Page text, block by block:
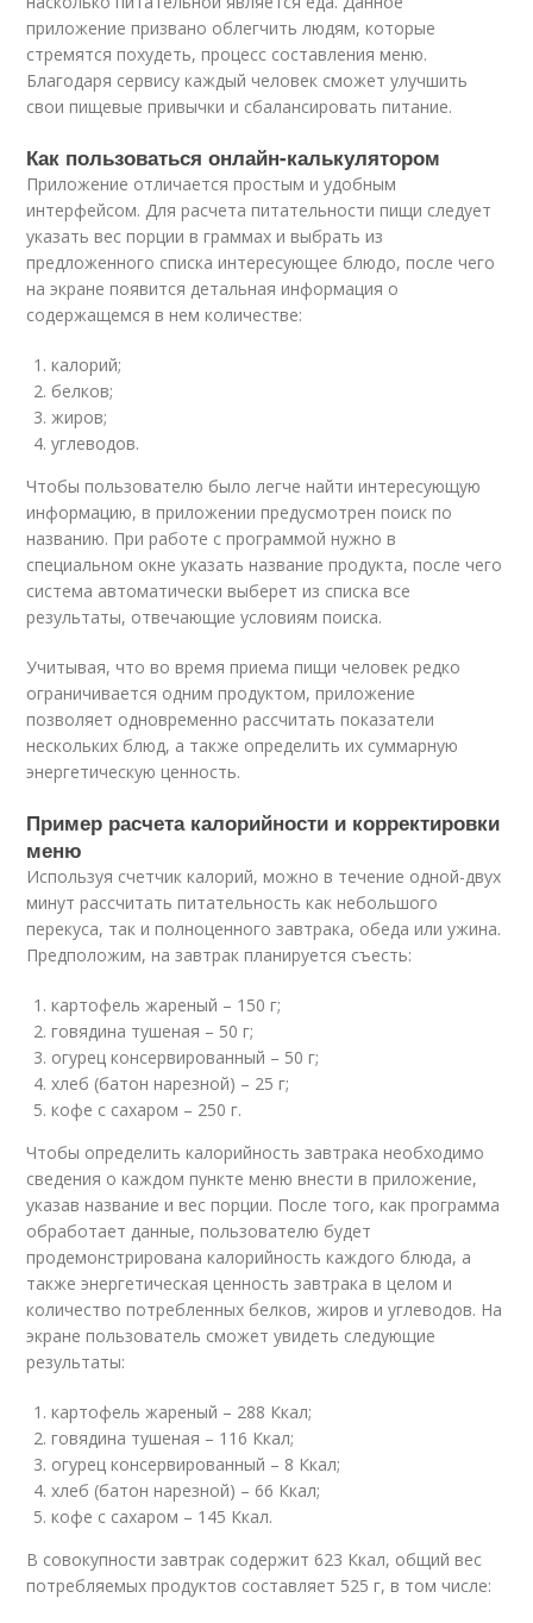
приложение призвано облегчить людям, которые
стремятся похудеть, процесс составления меню.
Благодаря сервису каждый человек сможет улучшить
свои пищевые привычки и сбалансировать питание.
Как пользоваться онлайн-калькулятором
Приложение отличается простым и удобным
интерфейсом. Для расчета питательности пищи следует
указать вес порции в граммах и выбрать из
предложенного списка интересующее блюдо, после чего
на экране появится детальная информация о
содержащемся в нем количестве:
калорий;
белков;
жиров;
углеводов.
Чтобы пользователю было легче найти интересующую
информацию, в приложении предусмотрен поиск по
названию. При работе с программой нужно в
специальном окне указать название продукта, после чего
система автоматически выберет из списка все
результаты, отвечающие условиям поиска.
Учитывая, что во время приема пищи человек редко
ограничивается одним продуктом, приложение
позволяет одновременно рассчитать показатели
нескольких блюд, а также определить их суммарную
энергетическую ценность.
Пример расчета калорийности и корректировки
меню
Используя счетчик калорий, можно в течение одной-двух
минут рассчитать питательность как небольшого
перекуса, так и полноценного завтрака, обеда или ужина.
Предположим, на завтрак планируется съесть:
картофель жареный – 150 г;
говядина тушеная – 50 г;
огурец консервированный – 50 г;
хлеб (батон нарезной) – 25 г;
кофе с сахаром – 250 г.
Чтобы определить калорийность завтрака необходимо
сведения о каждом пункте меню внести в приложение,
указав название и вес порции. После того, как программа
обработает данные, пользователю будет
продемонстрирована калорийность каждого блюда, а
также энергетическая ценность завтрака в целом и
количество потребленных белков, жиров и углеводов. На
экране пользователь сможет увидеть следующие
результаты:
картофель жареный – 288 Ккал;
говядина тушеная – 116 Ккал;
огурец консервированный – 8 Ккал;
хлеб (батон нарезной) – 66 Ккал;
кофе с сахаром – 145 Ккал.
В совокупности завтрак содержит 623 Ккал, общий вес
потребляемых продуктов составляет 525 г, в том числе: